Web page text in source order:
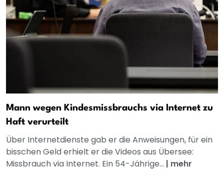
Mann wegen Kindesmissbrauchs via Internet zu
Haft verurteilt
Über Internetdienste gab er die Anweisungen, für ein
bisschen Geld erhielt er die Videos aus Übersee:
Missbrauch via Internet. Ein 54-Jährige... | mehr